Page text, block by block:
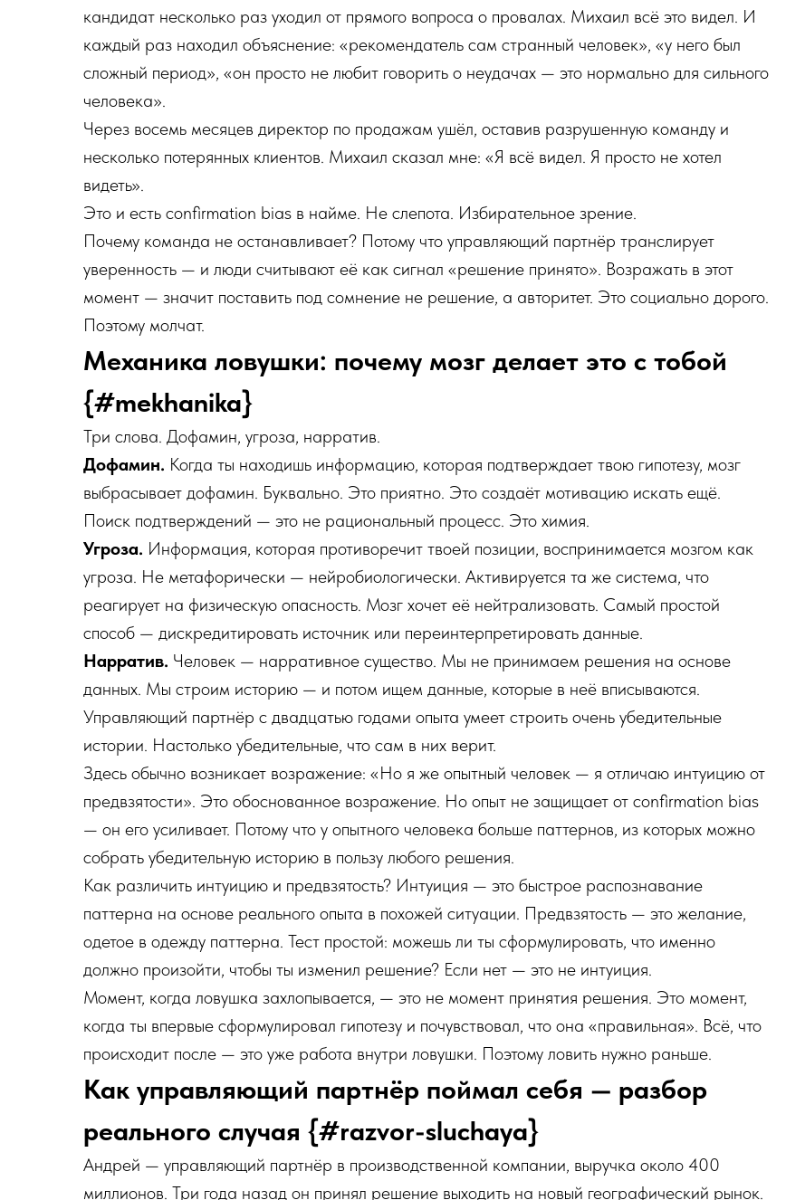
кандидат несколько раз уходил от прямого вопроса о провалах. Михаил всё это видел. И
каждый раз находил объяснение: «рекомендатель сам странный человек», «у него был
сложный период», «он просто не любит говорить о неудачах — это нормально для сильного
человека».
Через восемь месяцев директор по продажам ушёл, оставив разрушенную команду и
несколько потерянных клиентов. Михаил сказал мне: «Я всё видел. Я просто не хотел
видеть».
Это и есть confirmation bias в найме. Не слепота. Избирательное зрение.
Почему команда не останавливает? Потому что управляющий партнёр транслирует
уверенность — и люди считывают её как сигнал «решение принято». Возражать в этот
момент — значит поставить под сомнение не решение, а авторитет. Это социально дорого.
Поэтому молчат.
Механика ловушки: почему мозг делает это с тобой
{#mekhanika}
Три слова. Дофамин, угроза, нарратив.
Дофамин. Когда ты находишь информацию, которая подтверждает твою гипотезу, мозг
выбрасывает дофамин. Буквально. Это приятно. Это создаёт мотивацию искать ещё.
Поиск подтверждений — это не рациональный процесс. Это химия.
Угроза. Информация, которая противоречит твоей позиции, воспринимается мозгом как
угроза. Не метафорически — нейробиологически. Активируется та же система, что
реагирует на физическую опасность. Мозг хочет её нейтрализовать. Самый простой
способ — дискредитировать источник или переинтерпретировать данные.
Нарратив. Человек — нарративное существо. Мы не принимаем решения на основе
данных. Мы строим историю — и потом ищем данные, которые в неё вписываются.
Управляющий партнёр с двадцатью годами опыта умеет строить очень убедительные
истории. Настолько убедительные, что сам в них верит.
Здесь обычно возникает возражение: «Но я же опытный человек — я отличаю интуицию от
предвзятости». Это обоснованное возражение. Но опыт не защищает от confirmation bias
— он его усиливает. Потому что у опытного человека больше паттернов, из которых можно
собрать убедительную историю в пользу любого решения.
Как различить интуицию и предвзятость? Интуиция — это быстрое распознавание
паттерна на основе реального опыта в похожей ситуации. Предвзятость — это желание,
одетое в одежду паттерна. Тест простой: можешь ли ты сформулировать, что именно
должно произойти, чтобы ты изменил решение? Если нет — это не интуиция.
Момент, когда ловушка захлопывается, — это не момент принятия решения. Это момент,
когда ты впервые сформулировал гипотезу и почувствовал, что она «правильная». Всё, что
происходит после — это уже работа внутри ловушки. Поэтому ловить нужно раньше.
Как управляющий партнёр поймал себя — разбор
реального случая {#razvor-sluchaya}
Андрей — управляющий партнёр в производственной компании, выручка около 400
миллионов. Три года назад он принял решение выходить на новый географический рынок.